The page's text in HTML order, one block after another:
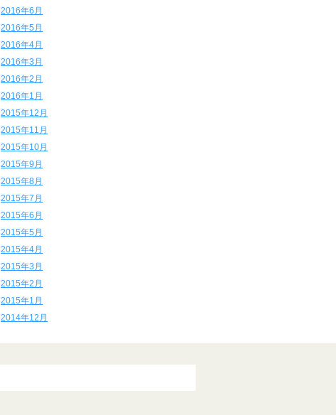
2016年6月
2016年5月
2016年4月
2016年3月
2016年2月
2016年1月
2015年12月
2015年11月
2015年10月
2015年9月
2015年8月
2015年7月
2015年6月
2015年5月
2015年4月
2015年3月
2015年2月
2015年1月
2014年12月